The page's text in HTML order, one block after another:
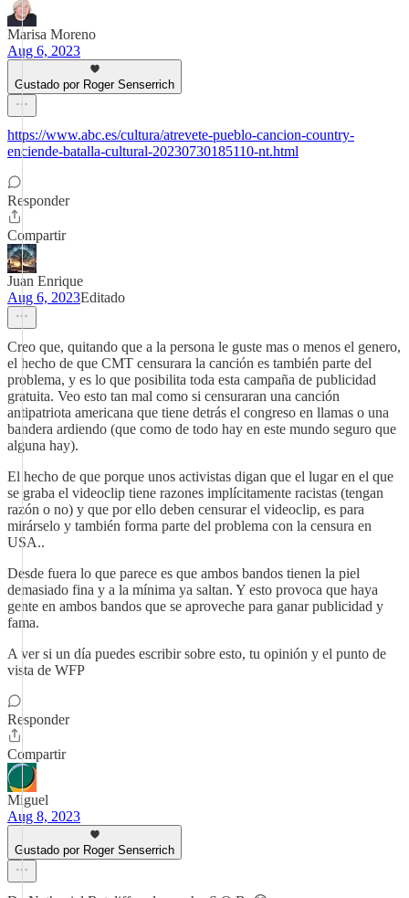
Marisa Moreno
Aug 6, 2023
Gustado por Roger Senserrich
https://www.abc.es/cultura/atrevete-pueblo-cancion-country-
enciende-batalla-cultural-20230730185110-nt.html
Responder
Compartir
Juan Enrique
Aug 6, 2023Editado
Creo que, quitando que a la persona le guste mas o menos el genero,
el hecho de que CMT censurara la canción es también parte del
problema, y es lo que posibilita toda esta campaña de publicidad
gratuita. Veo esto tan mal como si censuraran una canción
antipatriota americana que tiene detrás el congreso en llamas o una
bandera ardiendo (que como de todo hay en este mundo seguro que
alguna hay).
El hecho de que porque unos activistas digan que el lugar en el que
se graba el videoclip tiene razones implícitamente racistas (tengan
razón o no) y que por ello deben censurar el videoclip, es para
mirárselo y también forma parte del problema con la censura en
USA..
Desde fuera lo que parece es que ambos bandos tienen la piel
demasiado fina y a la mínima ya saltan. Y esto provoca que haya
gente en ambos bandos que se aproveche para ganar publicidad y
fama.
A ver si un día puedes escribir sobre esto, tu opinión y el punto de
vista de WFP
Responder
Compartir
Miguel
Aug 8, 2023
Gustado por Roger Senserrich